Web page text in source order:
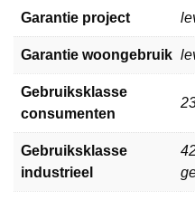
Garantie project
Garantie woongebruik
Gebruiksklasse
consumenten
Gebruiksklasse
industrieel